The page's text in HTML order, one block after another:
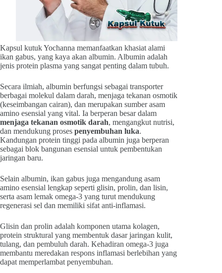
Kapsul kutuk Yochanna memanfaatkan khasiat alami
ikan gabus, yang kaya akan albumin. Albumin adalah
jenis protein plasma yang sangat penting dalam tubuh.
Secara ilmiah, albumin berfungsi sebagai transporter
berbagai molekul dalam darah, menjaga tekanan osmotik
(keseimbangan cairan), dan merupakan sumber asam
amino esensial yang vital. Ia berperan besar dalam
menjaga tekanan osmotik darah, mengangkut nutrisi,
dan mendukung proses penyembuhan luka.
Kandungan protein tinggi pada albumin juga berperan
sebagai blok bangunan esensial untuk pembentukan
jaringan baru.
Selain albumin, ikan gabus juga mengandung asam
amino esensial lengkap seperti glisin, prolin, dan lisin,
serta asam lemak omega-3 yang turut mendukung
regenerasi sel dan memiliki sifat anti-inflamasi.
Glisin dan prolin adalah komponen utama kolagen,
protein struktural yang membentuk dasar jaringan kulit,
tulang, dan pembuluh darah. Kehadiran omega-3 juga
membantu meredakan respons inflamasi berlebihan yang
dapat memperlambat penyembuhan.